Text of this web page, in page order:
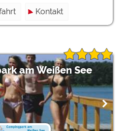
Kontakt
am Weißen See